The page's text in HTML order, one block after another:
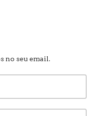
no seu email.